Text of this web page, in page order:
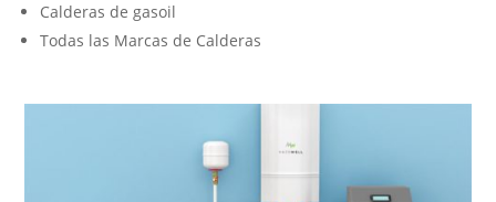
Calderas de gasoil
Todas las Marcas de Calderas